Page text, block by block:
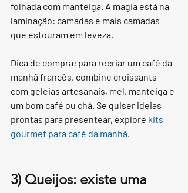
folhada com manteiga. A magia está na
laminação: camadas e mais camadas
que estouram em leveza.
Dica de compra: para recriar um café da
manhã francês, combine croissants
com geleias artesanais, mel, manteiga e
um bom café ou chá. Se quiser ideias
prontas para presentear, explore kits
gourmet para café da manhã.
3) Queijos: existe uma